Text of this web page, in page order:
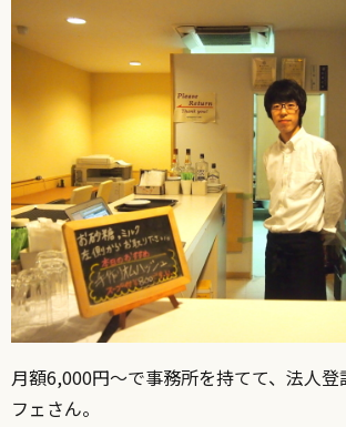
月額6,000円～で事務所を持てて、法人登
フェさん。